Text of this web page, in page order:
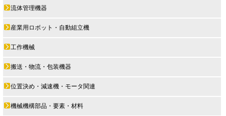
流体管理機器
産業用ロボット・自動組立機
工作機械
搬送・物流・包装機器
位置決め・減速機・モータ関連
機械機構部品・要素・材料